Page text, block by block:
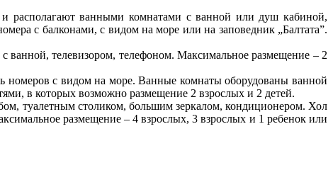
располагают ванными комнатами с ванной или душ кабиной,
с балконами, с видом на море или на заповедник „Балтата”.
телевизором, телефоном. Максимальное размещение – 2
номеров с видом на море. Ванные комнаты оборудованы ванной
в которых возможно размещение 2 взрослых и 2 детей.
туалетным столиком, большим зеркалом, кондиционером. Хол
размещение – 4 взрослых, 3 взрослых и 1 ребенок или